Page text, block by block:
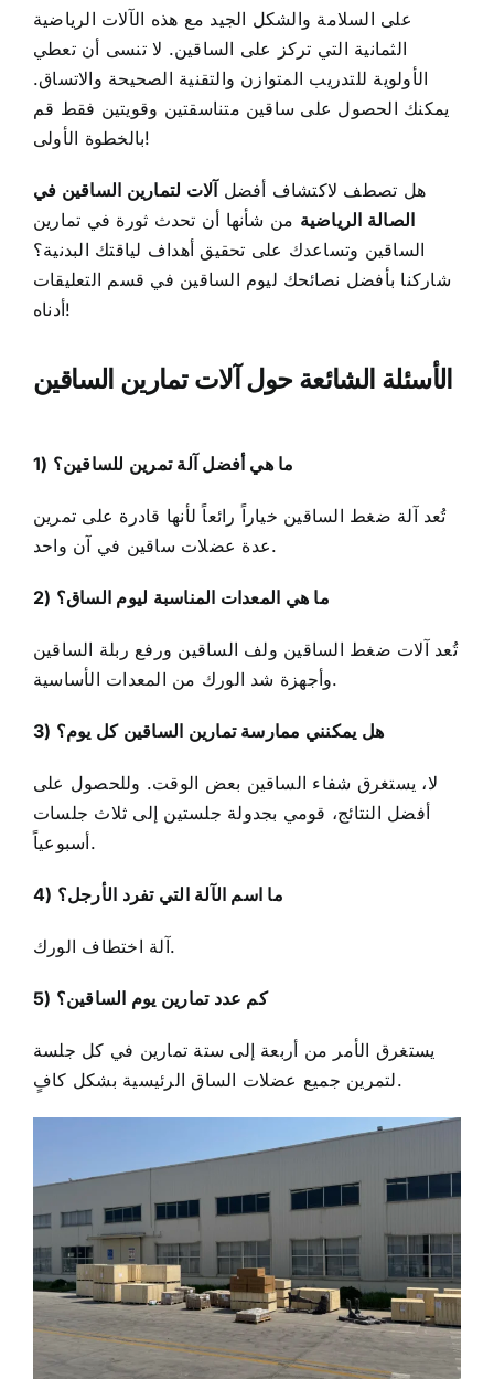
على السلامة والشكل الجيد مع هذه الآلات الرياضية
الثمانية التي تركز على الساقين. لا تنسى أن تعطي
الأولوية للتدريب المتوازن والتقنية الصحيحة والاتساق.
يمكنك الحصول على ساقين متناسقتين وقويتين فقط قم
بالخطوة الأولى!
هل تصطف لاكتشاف أفضل آلات لتمارين الساقين في
الصالة الرياضية من شأنها أن تحدث ثورة في تمارين
الساقين وتساعدك على تحقيق أهداف لياقتك البدنية؟
شاركنا بأفضل نصائحك ليوم الساقين في قسم التعليقات
أدناه!
الأسئلة الشائعة حول آلات تمارين الساقين
1) ما هي أفضل آلة تمرين للساقين؟
تُعد آلة ضغط الساقين خياراً رائعاً لأنها قادرة على تمرين
عدة عضلات ساقين في آن واحد.
2) ما هي المعدات المناسبة ليوم الساق؟
تُعد آلات ضغط الساقين ولف الساقين ورفع ربلة الساقين
وأجهزة شد الورك من المعدات الأساسية.
3) هل يمكنني ممارسة تمارين الساقين كل يوم؟
لا، يستغرق شفاء الساقين بعض الوقت. وللحصول على
أفضل النتائج، قومي بجدولة جلستين إلى ثلاث جلسات
أسبوعياً.
4) ما اسم الآلة التي تفرد الأرجل؟
آلة اختطاف الورك.
5) كم عدد تمارين يوم الساقين؟
يستغرق الأمر من أربعة إلى ستة تمارين في كل جلسة
لتمرين جميع عضلات الساق الرئيسية بشكل كافٍ.